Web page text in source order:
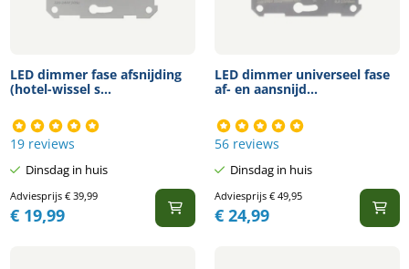
LED dimmer fase afsnijding
(hotel-wissel s...
19 reviews
Dinsdag in huis
Adviesprijs €39,99
€19,99
LED dimmer universeel fase
af- en aansnijd...
56 reviews
Dinsdag in huis
Adviesprijs €49,95
€24,99